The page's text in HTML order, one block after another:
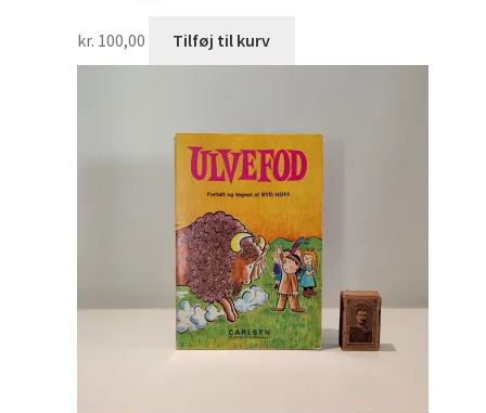
kr. 100,00 Tilføj til kurv